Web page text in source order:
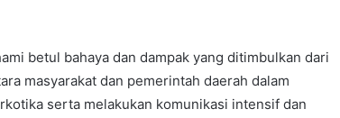
betul bahaya dan dampak yang ditimbulkan dari
masyarakat dan pemerintah daerah dalam
serta melakukan komunikasi intensif dan